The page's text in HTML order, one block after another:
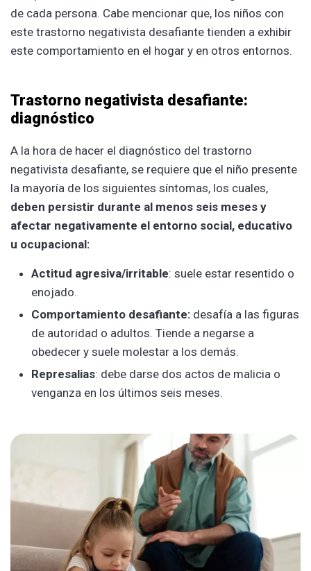
de cada persona. Cabe mencionar que, los niños con
este trastorno negativista desafiante tienden a exhibir
este comportamiento en el hogar y en otros entornos.
Trastorno negativista desafiante:
diagnóstico
A la hora de hacer el diagnóstico del trastorno
negativista desafiante, se requiere que el niño presente
la mayoría de los siguientes síntomas, los cuales,
deben persistir durante al menos seis meses y
afectar negativamente el entorno social, educativo
u ocupacional:
Actitud agresiva/irritable: suele estar resentido o
enojado.
Comportamiento desafiante: desafía a las figuras
de autoridad o adultos. Tiende a negarse a
obedecer y suele molestar a los demás.
Represalias: debe darse dos actos de malicia o
venganza en los últimos seis meses.